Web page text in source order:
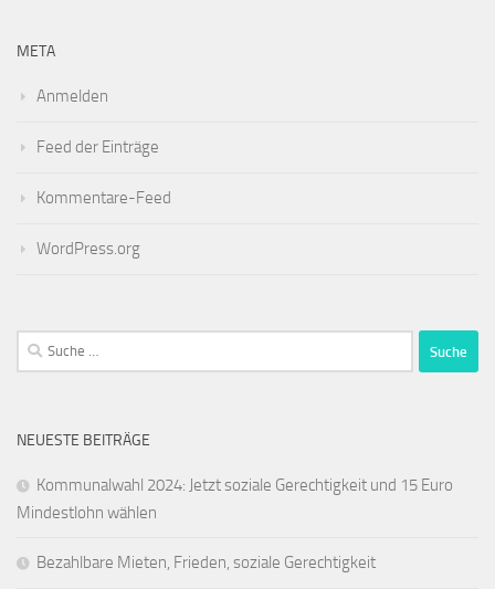
META
Anmelden
Feed der Einträge
Kommentare-Feed
WordPress.org
Suche
nach:
NEUESTE BEITRÄGE
Kommunalwahl 2024: Jetzt soziale Gerechtigkeit und 15 Euro
Mindestlohn wählen
Bezahlbare Mieten, Frieden, soziale Gerechtigkeit